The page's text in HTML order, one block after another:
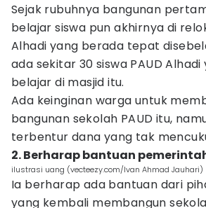
Sejak rubuhnya bangunan
belajar siswa pun akhirnya di
Alhadi yang berada tepat
ada sekitar 30 siswa PAUD
belajar di masjid itu.
Ada keinginan warga untuk
bangunan sekolah PAUD itu,
terbentur dana yang tak
2. Berharap bantuan
ilustrasi uang (vecteezy.com/Ivan Ahmad Jauhari)
Ia berharap ada bantuan dari
yang kembali membangun